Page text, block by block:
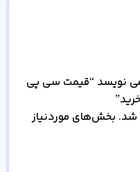
نویسد “قیمت سی پی
شد. بخش‌های موردنیاز